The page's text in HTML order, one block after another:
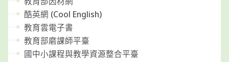
酷英網 (Cool English)
教育雲電子書
教育部磨課師平臺
國中小課程與教學資源整合平臺